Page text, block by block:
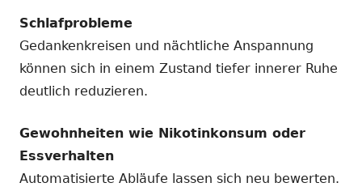
Schlafprobleme
Gedankenkreisen und nächtliche Anspannung
können sich in einem Zustand tiefer innerer Ruhe
deutlich reduzieren.
Gewohnheiten wie Nikotinkonsum oder
Essverhalten
Automatisierte Abläufe lassen sich neu bewerten.